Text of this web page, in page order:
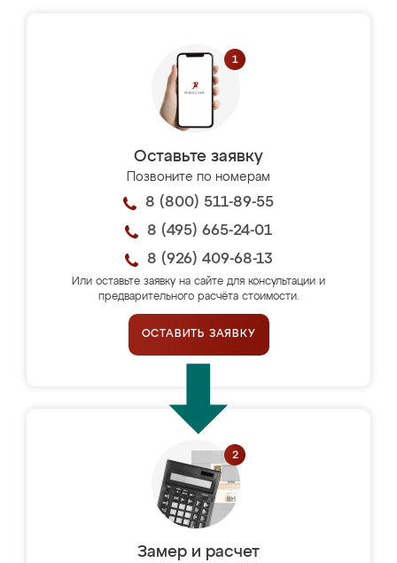
Оставьте заявку
Позвоните по номерам
8 (800) 511-89-55
8 (495) 665-24-01
8 (926) 409-68-13
Или оставьте заявку на сайте для консультации и
предварительного расчёта стоимости.
ОСТАВИТЬ ЗАЯВКУ
Замер и расчет